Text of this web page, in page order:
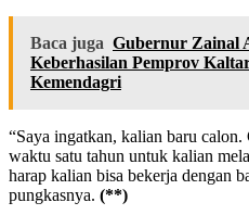
Baca juga Gubernur Zainal
Keberhasilan Pemprov
Kemendagri
“Saya ingatkan, kalian baru
waktu satu tahun untuk kalian
harap kalian bisa bekerja dengan
pungkasnya. (**)